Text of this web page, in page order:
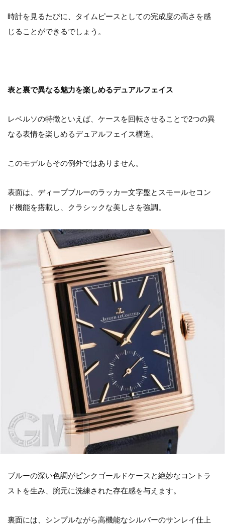
時計を見るたびに、タイムピースとしての完成度の高さを感
じることができるでしょう。
表と裏で異なる魅力を楽しめるデュアルフェイス
レベルソの特徴といえば、ケースを回転させることで2つの異
なる表情を楽しめるデュアルフェイス構造。
このモデルもその例外ではありません。
表面は、ディープブルーのラッカー文字盤とスモールセコン
ド機能を搭載し、クラシックな美しさを強調。
ブルーの深い色調がピンクゴールドケースと絶妙なコントラ
ストを生み、腕元に洗練された存在感を与えます。
裏面には、シンプルながら高機能なシルバーのサンレイ仕上